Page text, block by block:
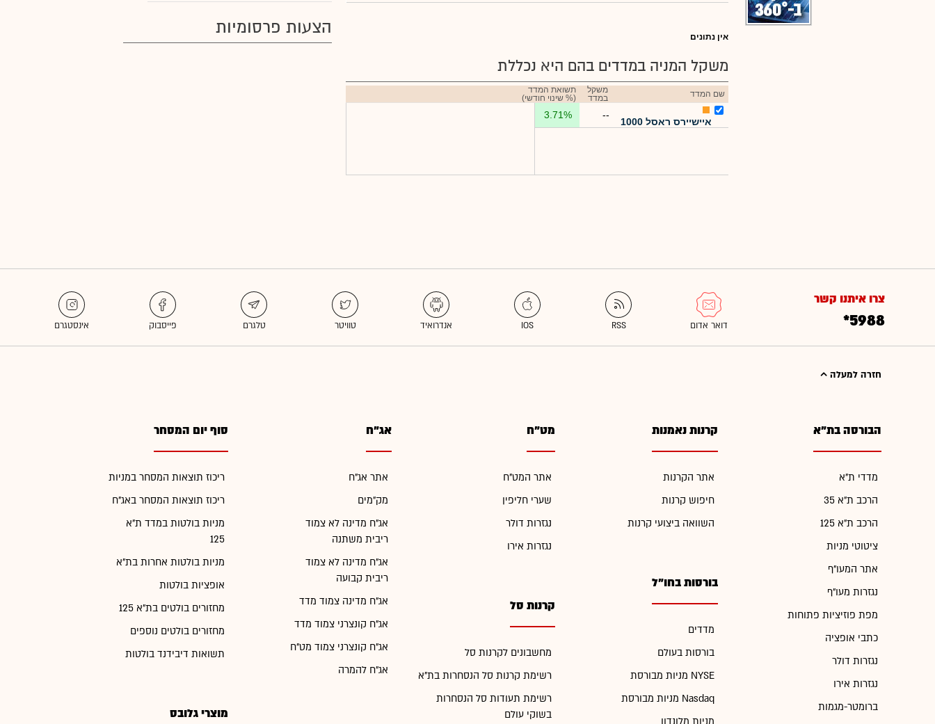
אין נתונים
משקל המניה במדדים בהם היא נכללת
שם המדד
משקל
במדד
תשואת המדד
(% שינוי חודשי)
איישיירס ראסל 1000
--
3.71%
הצעות פרסומיות
צרו איתנו קשר
*5988
חזרה למעלה
הבורסה בת"א
מדדי ת"א
הרכב ת"א 35
הרכב ת"א 125
ציטוטי מניות
אתר המעו"ף
נגזרות מעו"ף
מפת פוזיציות פתוחות
כתבי אופציה
נגזרות דולר
נגזרות אירו
ברומטר-מגמות
קרנות נאמנות
אתר הקרנות
חיפוש קרנות
השוואה ביצועי קרנות
בורסות בחו"ל
מדדים
בורסות בעולם
מניות מבורסת NYSE
מניות מבורסת Nasdaq
מט"ח
אתר המט"ח
שערי חליפין
נגזרות דולר
נגזרות אירו
קרנות סל
מחשבונים לקרנות סל
רשימת קרנות סל הנסחרות בת"א
רשימת תעודות סל הנסחרות
בשוקי עולם
אג"ח
אתר אג"ח
מק"מים
אג"ח מדינה לא צמוד
ריבית משתנה
אג"ח מדינה לא צמוד
ריבית קבועה
אג"ח מדינה צמוד מדד
אג"ח קונצרני צמוד מדד
אג"ח קונצרני צמוד מט"ח
אג"ח להמרה
סוף יום המסחר
ריכוז תוצאות המסחר במניות
ריכוז תוצאות המסחר באג"ח
מניות בולטות במדד ת"א
125
מניות בולטות אחרות בת"א
אופציות בולטות
מחזורים בולטים בת"א 125
מחזורים בולטים נוספים
תשואות דיבידנד בולטות
מוצרי גלובס